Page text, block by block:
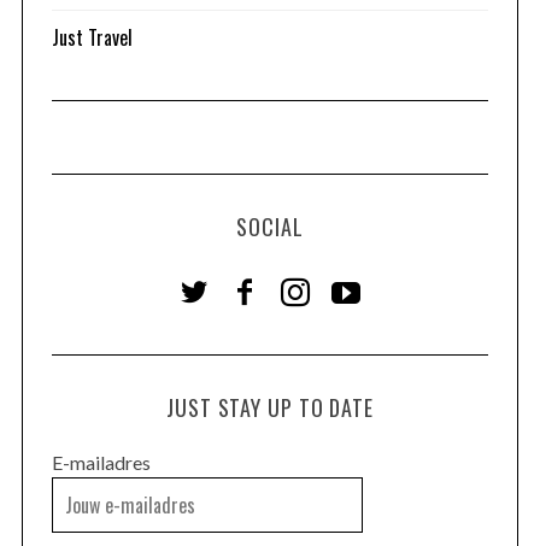
Just Travel
SOCIAL
JUST STAY UP TO DATE
E-mailadres